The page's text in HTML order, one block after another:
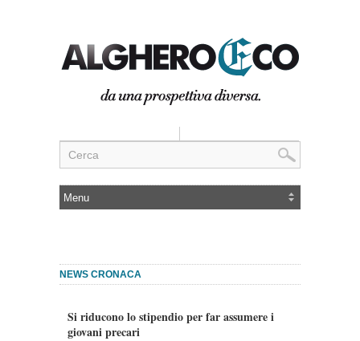
NEWS CRONACA
Si riducono lo stipendio per far assumere i
giovani precari